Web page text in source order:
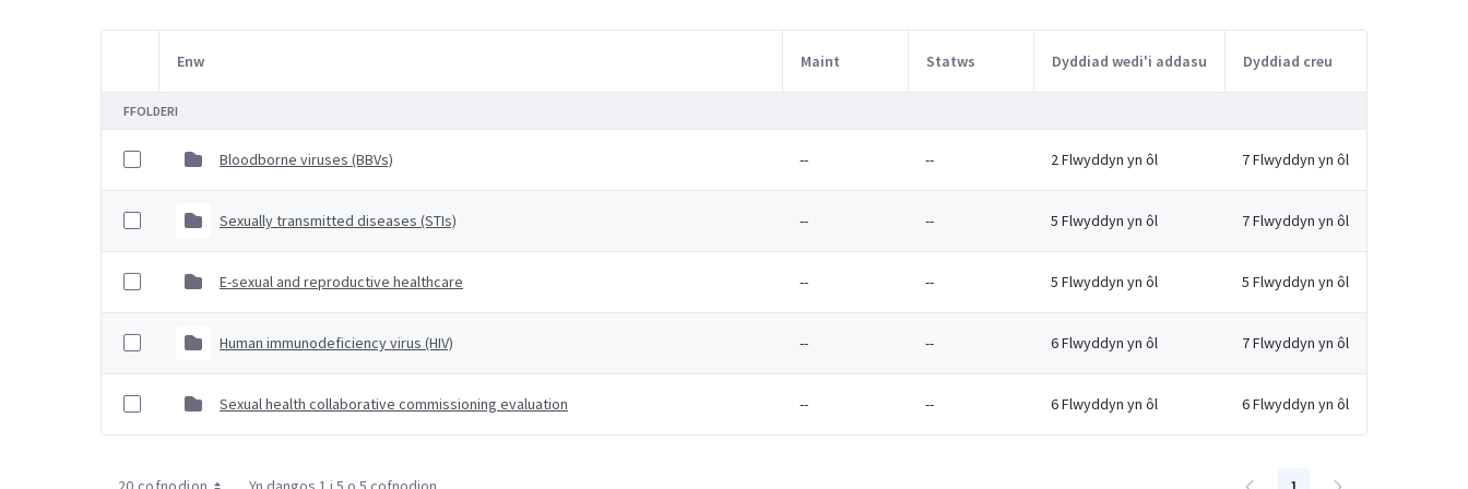
Item Selection
Enw Maint Statws Dyddiad wedi'i addasu Dyddiad creu
FFOLDERI
Bloodborne viruses (BBVs) -- -- 2 Flwyddyn yn ôl 7 Flwyddyn yn ôl
Sexually transmitted diseases (STIs) -- -- 5 Flwyddyn yn ôl 7 Flwyddyn yn ôl
E-sexual and reproductive healthcare -- -- 5 Flwyddyn yn ôl 5 Flwyddyn yn ôl
Human immunodeficiency virus (HIV) -- -- 6 Flwyddyn yn ôl 7 Flwyddyn yn ôl
Sexual health collaborative commissioning evaluation -- -- 6 Flwyddyn yn ôl 6 Flwyddyn yn ôl